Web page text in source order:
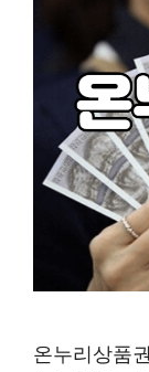
온누리상품